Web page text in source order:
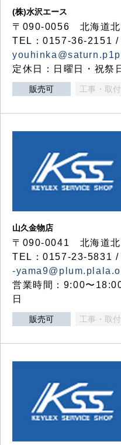
(株)水沢エース
〒090-0056 北海道北
TEL：0157-36-2151
定休日：日曜日・祝祭
販売可 工事・取
山久金物店
〒090-0041 北海道北
TEL：0157-23-5831
-
営業時間：9:00〜
日
販売可 工事・取